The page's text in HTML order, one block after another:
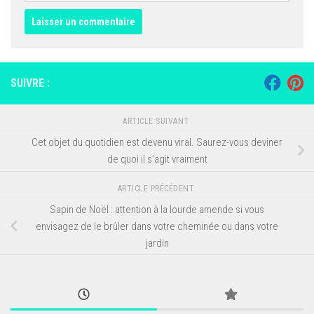
SUIVRE :
ARTICLE SUIVANT
Cet objet du quotidien est devenu viral. Saurez-vous deviner
de quoi il s’agit vraiment
ARTICLE PRÉCÉDENT
Sapin de Noël : attention à la lourde amende si vous
envisagez de le brûler dans votre cheminée ou dans votre
jardin